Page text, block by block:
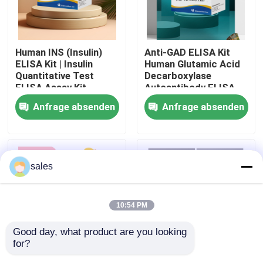
Qualitätskontrolle
Kontakt mit uns
Neuigkeiten
Rechtssachen
Human INS (Insulin)
ELISA Kit | Insulin
Quantitative Test
ELISA Assay Kit,
Sandwich ELISA For
Serum Plasma 96
Tests Laboratory
Anfrage absenden
Anti-GAD ELISA Kit
Human Glutamic Acid
Decarboxylase
Autoantibody ELISA
KiT GAD-Ab / GAD65
Autoantibody Enzyme
Linked
Test Kit
Anfrage absenden
sales
10:54 PM
Good day, what product are you looking
for?